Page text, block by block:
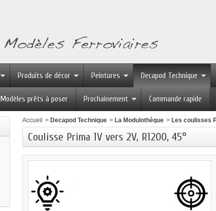
Produits de décor Peintures Decapod Technique
Modèles prêts à poser Prochainement Commande rapide
Accueil > Decapod Technique > La Modulothèque > Les coulisses
Coulisse Prima 1V vers 2V, R1200, 45°